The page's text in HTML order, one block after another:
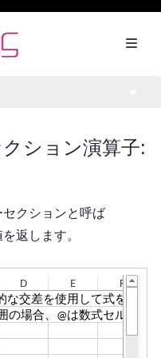
ション演算子:
クションと呼ば
返します。